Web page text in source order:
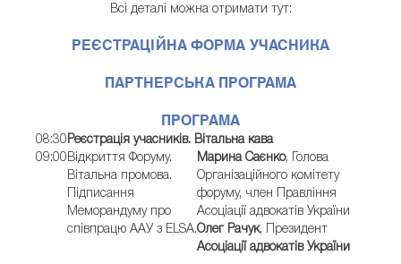
Всі деталі можна отримати тут:
РЕЄСТРАЦІЙНАФОРМА УЧАСНИКА
ПАРТНЕРСЬКА ПРОГРАМА
ПРОГРАМА
08:30 Реєстрація учасників. Вітальна кава
09:00 Відкриття Форуму.
Вітальна промова.
Підписання
Меморандуму про
співпрацю ААУ з ELSA.
Марина Саєнко, Голова
Організаційного комітету
форуму, член Правління
Асоціації адвокатів України
Олег Рачук, Президент
Асоціації адвокатів України